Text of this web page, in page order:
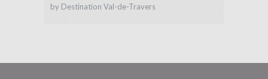
by Destination Val-de-Travers